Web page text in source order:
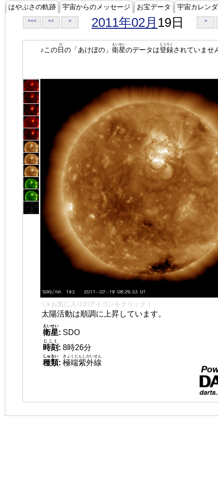
はやぶさの軌跡 宇宙からのメッセージ お宝データ 宇宙カレン
<<< << < 2011年02月 19日 >
♪この日
ひ
の「あけぼの」 衛星
えいせい
のデータは登録
とうろく
されていませ
👈 お気に入りのアイコンをクリック！
太陽活動は順調に上昇しています。
衛星
えいせい
: SDO
時刻
じこく
: 8時26分
種類
しゅるい
: 極端紫外線
きょくたんしがいせん